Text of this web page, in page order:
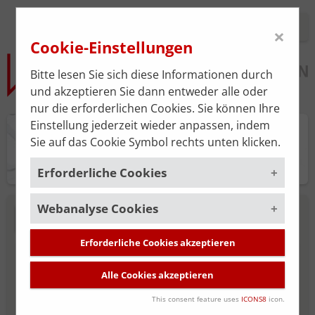
Praxisplan
NEUE SUCHE
MITGLIED DER ÄRZTEKAMMER FÜR
×
Cookie-Einstellungen
Bitte lesen Sie sich diese Informationen durch
und akzeptieren Sie dann entweder alle oder
nur die erforderlichen Cookies. Sie können Ihre
Einstellung jederzeit wieder anpassen, indem
Sie auf das Cookie Symbol rechts unten klicken.
Erforderliche Cookies
Um die korrekte Funktion der Website zu
gewährleisten, müssen gewisse Cookies
gesetzt werden. Diese erforderlichen
Cookies sind immer aktiviert.
Cookies, die für die allgemeine
Funktionalität der Website erforderlich
Webanalyse Cookies
Um unsere Serviceleistung stätig zu
verbessern, verwenden wir das
Webanalyse-ToolMatomo. Die
Datenerhebung ist standardmäßig
Erforderliche Cookies akzeptieren
Alle Cookies akzeptieren
This consent feature uses ICONS8icon.